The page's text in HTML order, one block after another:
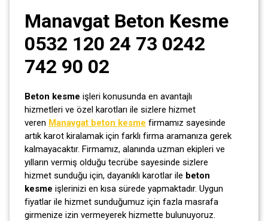
Manavgat Beton Kesme
0532 120 24 73 0242
742 90 02
Beton kesme işleri konusunda en avantajlı
hizmetleri ve özel karotları ile sizlere hizmet
veren Manavgat beton kesme firmamız sayesinde
artık karot kiralamak için farklı firma aramanıza gerek
kalmayacaktır. Firmamız, alanında uzman ekipleri ve
yılların vermiş olduğu tecrübe sayesinde sizlere
hizmet sunduğu için, dayanıklı karotlar ile beton
kesme işlerinizi en kısa sürede yapmaktadır. Uygun
fiyatlar ile hizmet sunduğumuz için fazla masrafa
girmenize izin vermeyerek hizmette bulunuyoruz.